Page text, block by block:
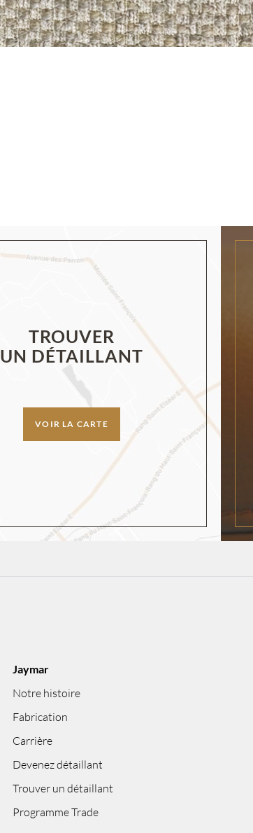
TROUVER
UN DÉTAILLANT
VOIR LA CARTE
Jaymar
Notre histoire
Fabrication
Carrière
Devenez détaillant
Trouver un détaillant
Programme Trade